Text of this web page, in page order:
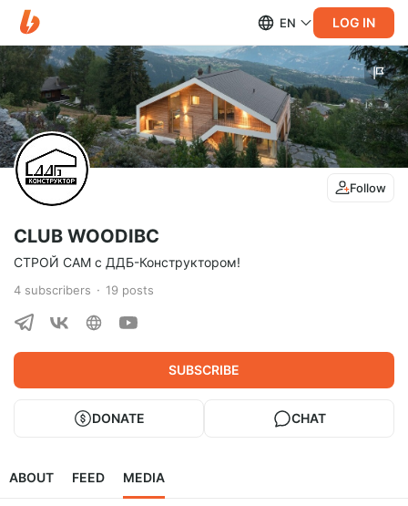
EN LOG IN
Follow
CLUB WOODIBC
СТРОЙ САМ с ДДБ-Конструктором!
4 subscribers 19 posts
SUBSCRIBE
DONATE CHAT
ABOUT FEED MEDIA